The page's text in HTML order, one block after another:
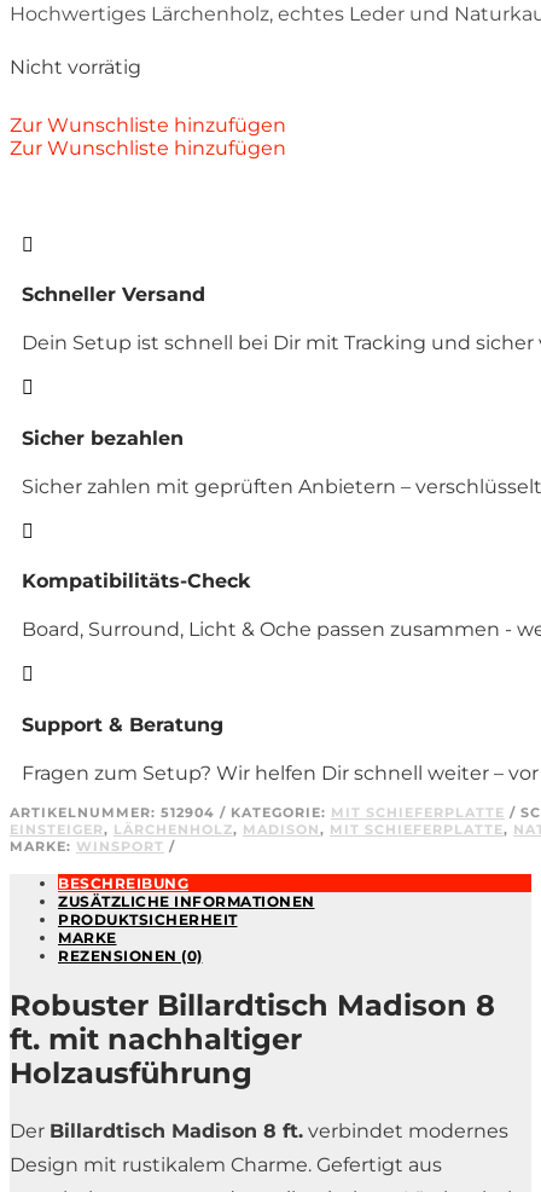
Hochwertiges Lärchenholz, echtes Leder und
Nicht vorrätig
Zur Wunschliste hinzufügen
Zur Wunschliste hinzufügen

Schneller Versand
Dein Setup ist schnell bei Dir mit Tracking und sicher

Sicher bezahlen
Sicher zahlen mit geprüften Anbietern –

Kompatibilitäts-Check
Board, Surround, Licht & Oche passen zusammen -

Support & Beratung
Fragen zum Setup? Wir helfen Dir schnell weiter –
ARTIKELNUMMER: 512904 KATEGORIE: MIT SCHIEFERPLATTE
EINSTEIGER, LÄRCHENHOLZ, MADISON, MIT SCHIEFERPLATTE,
MARKE: WINSPORT
BESCHREIBUNG
ZUSÄTZLICHE INFORMATIONEN
PRODUKTSICHERHEIT
MARKE
REZENSIONEN (0)
Robuster Billardtisch Madison 8
ft. mit nachhaltiger
Holzausführung
Der Billardtisch Madison 8 ft. verbindet modernes
Design mit rustikalem Charme. Gefertigt aus